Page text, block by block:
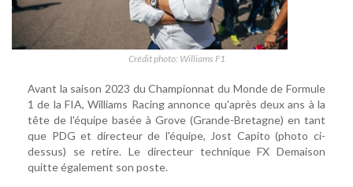
Crédit photo: Williams F1
Avant la saison 2023 du Championnat du Monde de Formule
1 de la FIA, Williams Racing annonce qu'après deux ans à la
tête de l'équipe basée à Grove (Grande-Bretagne) en tant
que PDG et directeur de l'équipe, Jost Capito (photo ci-
dessus) se retire. Le directeur technique FX Demaison
quitte également son poste.